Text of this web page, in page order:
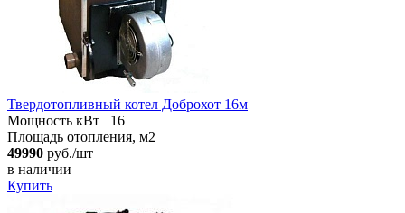
Твердотопливный котел Доброхот 16м
Мощность кВт
16
Площадь отопления, м2
49990 руб./шт
в наличии
Купить